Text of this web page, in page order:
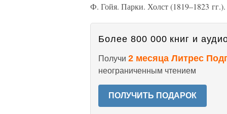
Ф. Гойя. Парки. Холст (1819–1823 гг.).
Более 800 000 книг и
Получи 2 месяца Литрес
неограниченным чтением
ПОЛУЧИТЬ ПОДАРОК